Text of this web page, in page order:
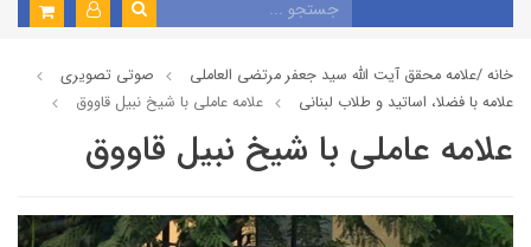
خانه /علامه محقق آیت الله سید جعفر مرتضی العاملی
صوتي تصويري
علامه با فضلا، اساتید و طلاب لبنانی
علامه عاملي با شيخ نبيل قاووق
علامه عاملي با شيخ نبيل قاووق